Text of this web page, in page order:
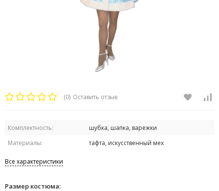
(0) Оставить отзыв
Комплектность:
шубка, шапка, варежки
Материалы:
тафта, искусственный мех
Все характеристики
Размер костюма: